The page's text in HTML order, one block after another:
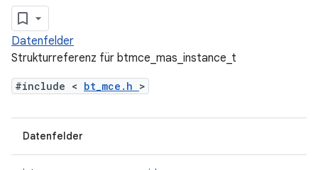
Datenfelder
Strukturreferenz für btmce_mas_instance_t
#include < bt_mce.h >
Datenfelder